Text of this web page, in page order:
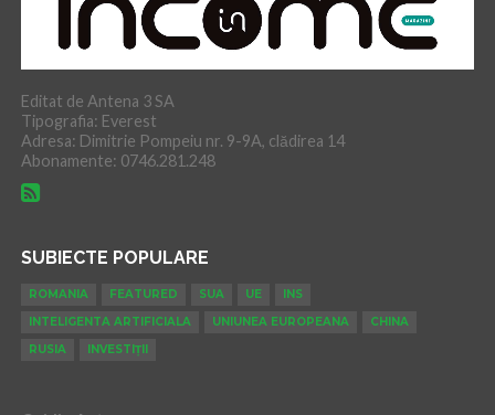
Editat de Antena 3 SA
Tipografia: Everest
Adresa: Dimitrie Pompeiu nr. 9-9A, clădirea 14
Abonamente: 0746.281.248
SUBIECTE POPULARE
ROMANIA FEATURED SUA UE
INS
INTELIGENTA ARTIFICIALA
UNIUNEA EUROPEANA
CHINA
RUSIA
INVESTIȚII